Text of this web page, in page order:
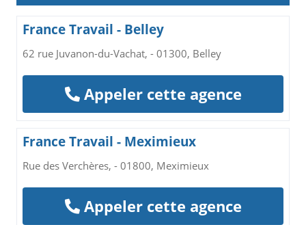
France Travail - Belley
62 rue Juvanon-du-Vachat, - 01300, Belley
Appeler cette agence
France Travail - Meximieux
Rue des Verchères, - 01800, Meximieux
Appeler cette agence